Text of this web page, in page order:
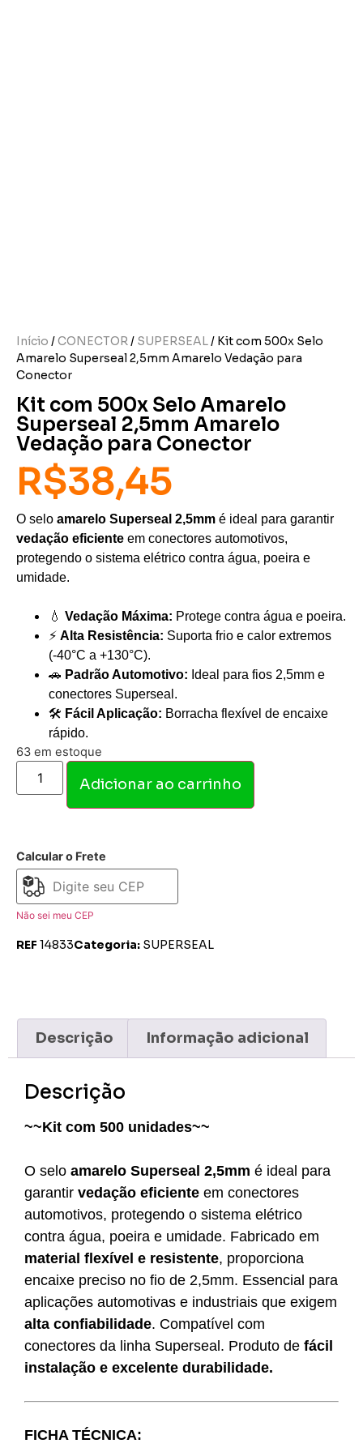
Início /CONECTOR/ SUPERSEAL/ Kit com 500x Selo
Amarelo Superseal 2,5mm Amarelo Vedação para
Conector
Kit com 500x Selo Amarelo
Superseal 2,5mm Amarelo
Vedação para Conector
R$38,45
O selo amarelo Superseal 2,5mm é ideal para garantir
vedação eficiente em conectores automotivos,
protegendo o sistema elétrico contra água, poeira e
umidade.
💧 Vedação Máxima: Protege contra água e poeira.
⚡ Alta Resistência: Suporta frio e calor extremos
(-40°C a +130°C).
🚗 Padrão Automotivo: Ideal para fios 2,5mm e
conectores Superseal.
🛠️ Fácil Aplicação: Borracha flexível de encaixe
rápido.
63 em estoque
Adicionar ao carrinho
Calcular o Frete
Não sei meu CEP
REF 14833Categoria: SUPERSEAL
Descrição Informação adicional
Descrição
~~Kit com 500 unidades~~
O selo amarelo Superseal 2,5mm é ideal para
garantir vedação eficiente em conectores
automotivos, protegendo o sistema elétrico
contra água, poeira e umidade. Fabricado em
material flexível e resistente, proporciona
encaixe preciso no fio de 2,5mm. Essencial para
aplicações automotivas e industriais que exigem
alta confiabilidade. Compatível com
conectores da linha Superseal. Produto de fácil
instalação e excelente durabilidade.
FICHA TÉCNICA: